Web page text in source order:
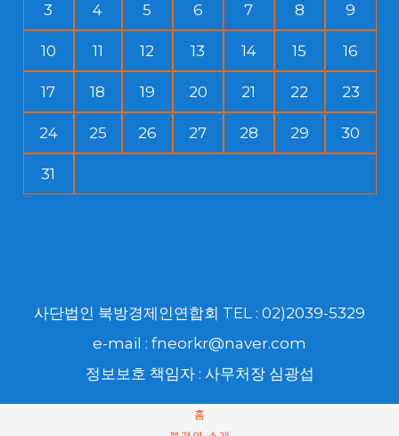
3 4 5 6 7 8 9
10 11 12 13 14 15 16
17 18 19 20 21 22 23
24 25 26 27 28 29 30
31
사단법인 북방경제인연합회 TEL : 02)2039-5329
e-mail : fneorkr@naver.com
정보보호 책임자 : 사무처장 심광섭
홈